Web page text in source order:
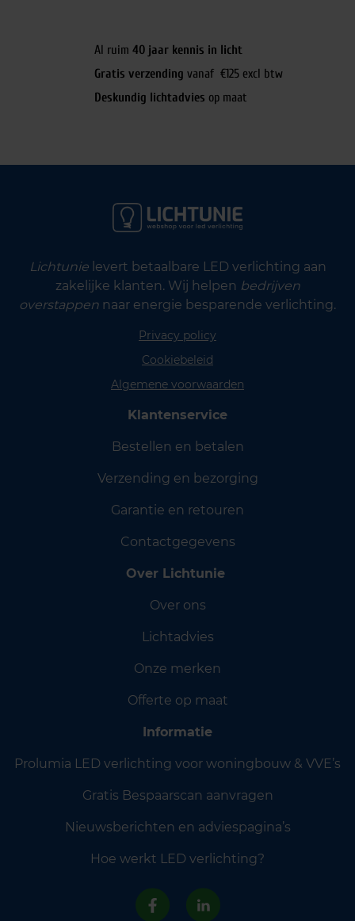
Al ruim 40 jaar kennis in licht
Gratis verzending vanaf €125 excl btw
Deskundig lichtadvies op maat
Lichtunielevert betaalbare LED verlichting aan
zakelijke klanten. Wij helpen bedrijven
overstappen naar energie besparende verlichting.
Privacy policy
Cookiebeleid
Algemene voorwaarden
Klantenservice
Bestellen en betalen
Verzending en bezorging
Garantie en retouren
Contactgegevens
Over Lichtunie
Over ons
Lichtadvies
Onze merken
Offerte op maat
Informatie
Prolumia LED verlichting voor woningbouw & VVE’s
Gratis Bespaarscan aanvragen
Nieuwsberichten en adviespagina’s
Hoe werkt LED verlichting?